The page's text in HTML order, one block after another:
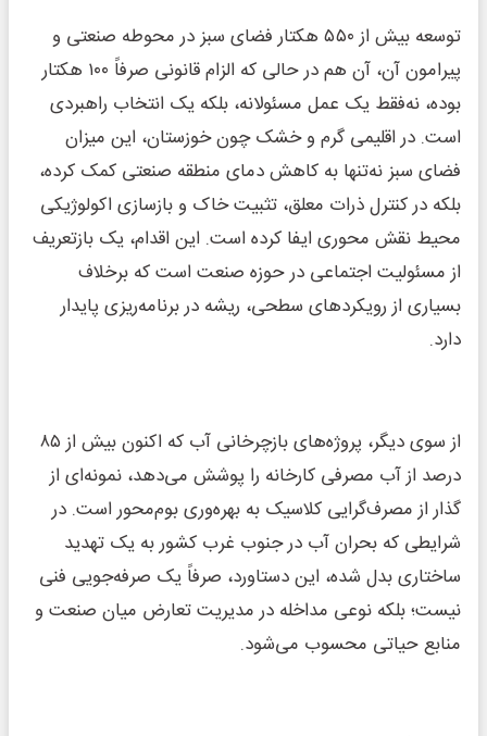
توسعه بیش از ۵۵۰ هکتار فضای سبز در محوطه صنعتی و
پیرامون آن، آن‌ هم در حالی که الزام قانونی صرفاً ۱۰۰ هکتار
بوده، نه‌فقط یک عمل مسئولانه، بلکه یک انتخاب راهبردی
است. در اقلیمی گرم و خشک چون خوزستان، این میزان
فضای سبز نه‌تنها به کاهش دمای منطقه صنعتی کمک کرده،
بلکه در کنترل ذرات معلق، تثبیت خاک و بازسازی اکولوژیکی
محیط نقش محوری ایفا کرده است. این اقدام، یک بازتعریف
از مسئولیت اجتماعی در حوزه صنعت است که برخلاف
بسیاری از رویکردهای سطحی، ریشه در برنامه‌ریزی پایدار
دارد.
از سوی دیگر، پروژه‌های بازچرخانی آب که اکنون بیش از ۸۵
درصد از آب مصرفی کارخانه را پوشش می‌دهد، نمونه‌ای از
گذار از مصرف‌گرایی کلاسیک به بهره‌وری بوم‌محور است. در
شرایطی که بحران آب در جنوب غرب کشور به یک تهدید
ساختاری بدل شده، این دستاورد، صرفاً یک صرفه‌جویی فنی
نیست؛ بلکه نوعی مداخله در مدیریت تعارض میان صنعت و
منابع حیاتی محسوب می‌شود.